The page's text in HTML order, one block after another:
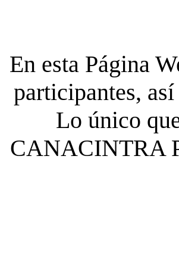
En esta Página
participantes,
Lo único
CANACINTRA